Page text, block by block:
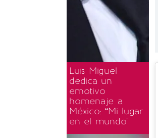
Luis Miguel
dedica un
emotivo
homenaje a
México: “Mi lugar
en el mundo"